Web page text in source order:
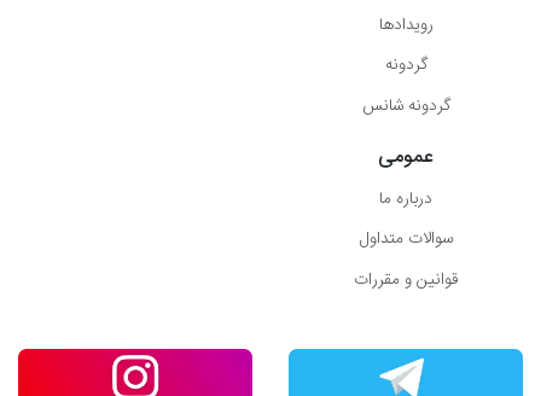
رویدادها
گردونه
گردونه شانس
عمومی
درباره ما
سوالات متداول
قوانین و مقررات